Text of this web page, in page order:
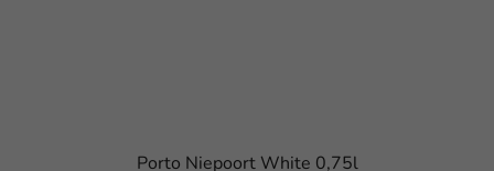
Porto Niepoort White 0,75l